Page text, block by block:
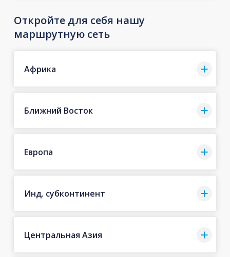
Откройте для себя нашу
маршрутную сеть
Африка
Ближний Восток
Европа
Инд. субконтинент
Центральная Азия